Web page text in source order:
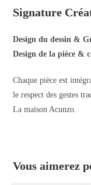
Signature
Design du dessin &
Design de la pièce &
Chaque pièce est
le respect des gestes
La maison Acunzo.
Vous aimerez